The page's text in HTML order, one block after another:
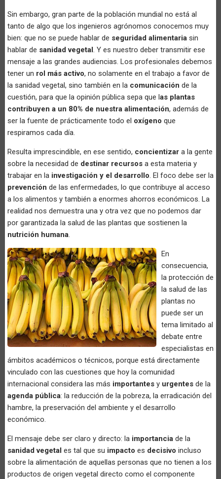
Sin embargo, gran parte de la población mundial no está al
tanto de algo que los ingenieros agrónomos conocemos muy
bien: que no se puede hablar de seguridad alimentaria sin
hablar de sanidad vegetal. Y es nuestro deber transmitir ese
mensaje a las grandes audiencias. Los profesionales debemos
tener un rol más activo, no solamente en el trabajo a favor de
la sanidad vegetal, sino también en la comunicación de la
cuestión, para que la opinión pública sepa que las plantas
contribuyen a un 80% de nuestra alimentación, además de
ser la fuente de prácticamente todo el oxígeno que
respiramos cada día.
Resulta imprescindible, en ese sentido, concientizar a la gente
sobre la necesidad de destinar recursos a esta materia y
trabajar en la investigación y el desarrollo. El foco debe ser la
prevención de las enfermedades, lo que contribuye al acceso
a los alimentos y también a enormes ahorros económicos. La
realidad nos demuestra una y otra vez que no podemos dar
por garantizada la salud de las plantas que sostienen la
nutrición humana.
En
consecuencia,
la protección de
la salud de las
plantas no
puede ser un
tema limitado al
debate entre
especialistas en
ámbitos académicos o técnicos, porque está directamente
vinculado con las cuestiones que hoy la comunidad
internacional considera las más importantes y urgentes de la
agenda pública: la reducción de la pobreza, la erradicación del
hambre, la preservación del ambiente y el desarrollo
económico.
El mensaje debe ser claro y directo: la importancia de la
sanidad vegetal es tal que su impacto es decisivo incluso
sobre la alimentación de aquellas personas que no tienen a los
productos de origen vegetal directo como el componente